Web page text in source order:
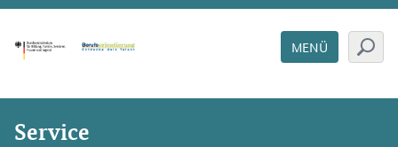
MENÜ
Service